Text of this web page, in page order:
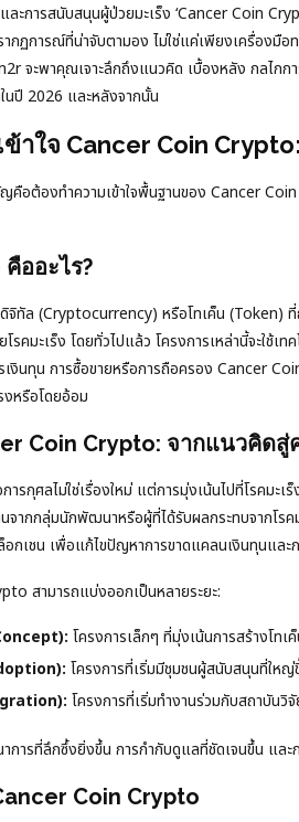
ละการสนับสนุนผู้ป่วยมะเร็ง ‘Cancer Coin
ากฏการณ์ที่น่าจับตามอง ไม่ใช่แค่เพียงเครื่อง
จะพาคุณเจาะลึกถึงแนวคิด เบื้องหลัง กลไก
ปี 2026 และหลังจากนั้น
าใจ Cancer Coin
คือต้องทำความเข้าใจพื้นฐานของ Cancer
ออะไร?
ทัล (Cryptocurrency) หรือโทเค็น (Token)
คมะเร็ง โดยทั่วไปแล้ว โครงการเหล่านี้จะใช้เ
เงินทุน การซื้อขายหรือการถือครอง Cancer
งหรือโดยอ้อม
Coin Crypto: จากแนวคิดสู่
รกุศลไม่ใช่เรื่องใหม่ แต่การมุ่งเน้นไปที่โรคมะเ
จากกลุ่มนักพัฒนาหรือผู้ที่ได้รับผลกระทบจากโรค
อกเชน เพื่อแก้ไขปัญหาการขาดแคลนเงินทุนแล
สามารถแบ่งออกเป็นหลายระยะ:
โครงการเล็กๆ ที่มุ่งเน้นการสร้างโท
โครงการที่เริ่มมีชุมชนผู้สนับสนุนที่ใ
โครงการที่เริ่มทำงานร่วมกับสถาบัน
าการที่ลึกซึ้งยิ่งขึ้น การกำกับดูแลที่ชัดเจนขึ้น แล
Coin Crypto